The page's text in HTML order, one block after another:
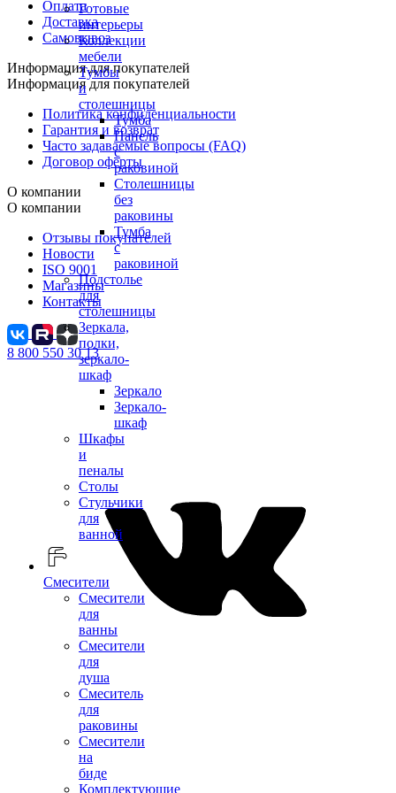
Готовые
интерьеры
Коллекции
мебели
Тумбы
и
столешницы
Тумба
Панель
с
раковиной
Столешницы
без
раковины
Тумба
с
раковиной
Подстолье
для
столешницы
Зеркала,
полки,
зеркало-
шкаф
Зеркало
Зеркало-
шкаф
Шкафы
и
пеналы
Столы
Стульчики
для
ванной
Смесители
Смесители
для
ванны
Смесители
для
душа
Смеситель
для
раковины
Смесители
на
биде
Комплектующие
Оплата
Доставка
Самовывоз
Информация для покупателей
Информация для покупателей
Политика конфиденциальности
Гарантия и возврат
Часто задаваемые вопросы (FAQ)
Договор оферты
О компании
О компании
Отзывы покупателей
Новости
ISO 9001
Магазины
Контакты
8 800 550 30 13